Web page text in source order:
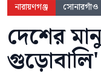
নারায়ণগঞ্জ সোনারগাঁও
দেশের
গুড়োবালি'